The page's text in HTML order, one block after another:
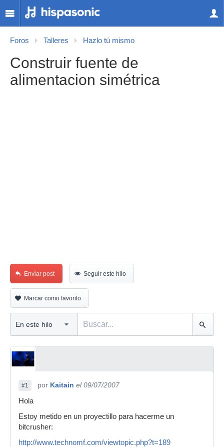
Foros Talleres Hazlo tú mismo
Construir fuente de
alimentacion simétrica
Enviar post Seguir este hilo
Marcar como favorito
#1 por Kaitain el 09/07/2007
Hola
Estoy metido en un proyectillo para hacerme un
bitcrusher:
http://www.technomf.com/viewtopic.php?t=189